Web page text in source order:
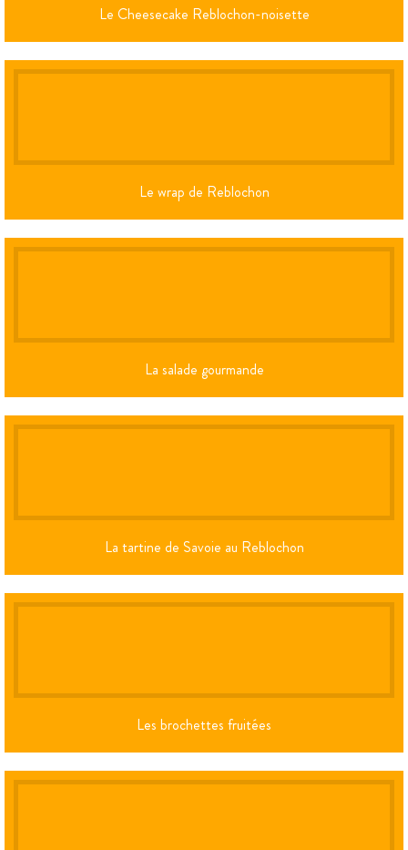
Le Cheesecake Reblochon-noisette
Le wrap de Reblochon
La salade gourmande
La tartine de Savoie au Reblochon
Les brochettes fruitées